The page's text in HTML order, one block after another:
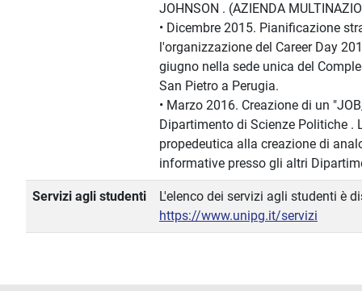
JOHNSON . (AZIENDA
• Dicembre 2015. Pianificazione
l'organizzazione del Career Day
giugno nella sede unica del
San Pietro a Perugia.
• Marzo 2016. Creazione di un
Dipartimento di Scienze Politiche .
propedeutica alla creazione di
informative presso gli altri
Servizi agli studenti
L'elenco dei servizi agli studenti è
https://www.unipg.it/servizi